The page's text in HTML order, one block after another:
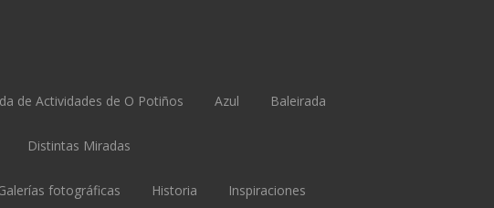
de Actividades de O Potiños Azul Baleirada
Distintas Miradas
fotográficas Historia Inspiraciones